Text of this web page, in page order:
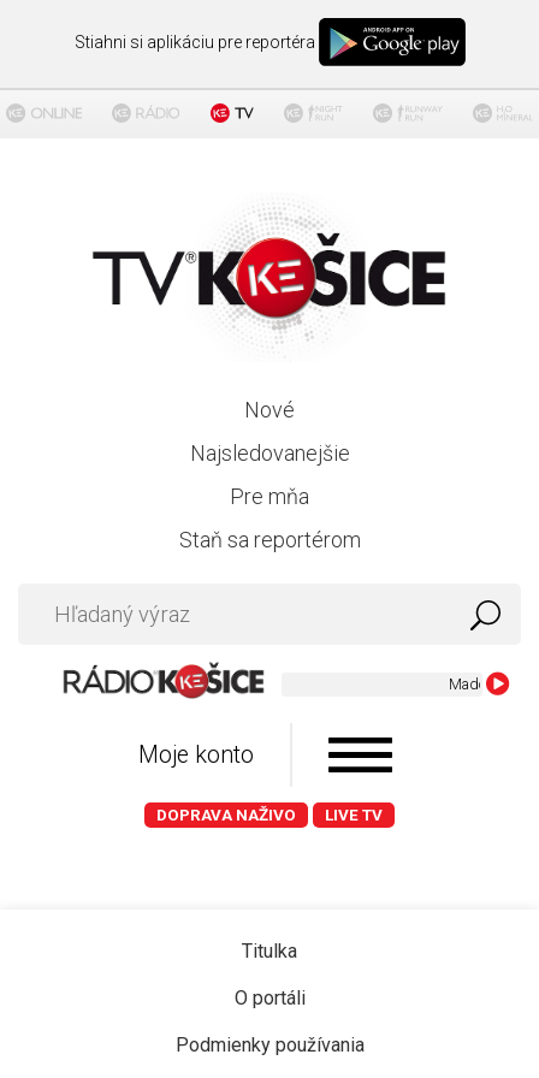
Stiahni si aplikáciu pre reportéra
Nové
Najsledovanejšie
Pre mňa
Staň sa reportérom
Madonna -
Moje konto
DOPRAVA NAŽIVO LIVE TV
Titulka
O portáli
Podmienky používania